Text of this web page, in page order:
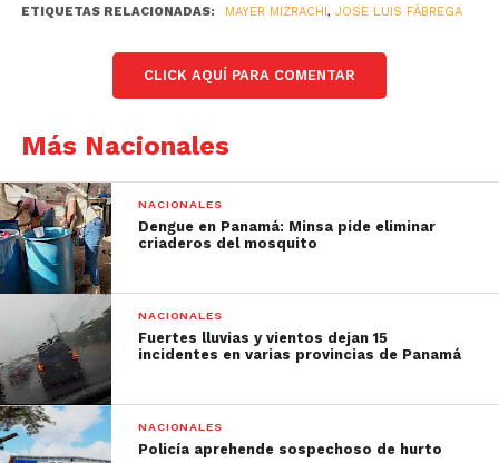
ETIQUETAS RELACIONADAS: MAYER MIZRACHI, JOSE LUIS FÁBREGA
CLICK AQUÍ PARA COMENTAR
Más Nacionales
NACIONALES
Dengue en Panamá: Minsa pide eliminar
criaderos del mosquito
NACIONALES
Fuertes lluvias y vientos dejan 15
incidentes en varias provincias de Panamá
NACIONALES
Policía aprehende sospechoso de hurto